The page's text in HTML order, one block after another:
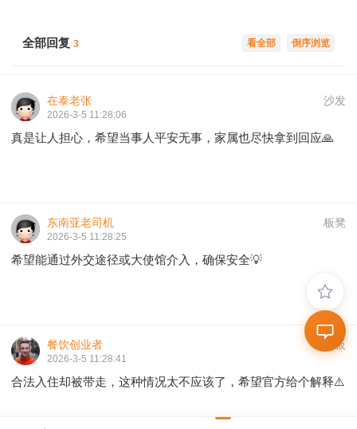
倒序浏览
看全部
全部回复 3
沙发
在泰老张
2026-3-5 11:28:06
真是让人担心，希望当事人平安无事，家属也尽快拿到回应🙏
板凳
东南亚老司机
2026-3-5 11:28:25
希望能通过外交途径或大使馆介入，确保安全💡
地板
餐饮创业者
2026-3-5 11:28:41
合法入住却被带走，这种情况太不应该了，希望官方给个解释⚠️